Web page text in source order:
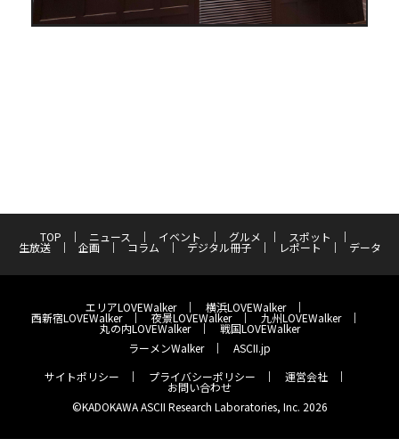
TOP ニュース イベント グルメ スポット
生放送 企画 コラム デジタル冊子 レポート データ
エリアLOVEWalker 横浜LOVEWalker
西新宿LOVEWalker 夜景LOVEWalker 九州LOVEWalker
丸の内LOVEWalker
戦国LOVEWalker
ラーメンWalker
ASCII.jp
サイトポリシー
プライバシーポリシー 運営会社
お問い合わせ
©KADOKAWA ASCII Research Laboratories, Inc. 2026